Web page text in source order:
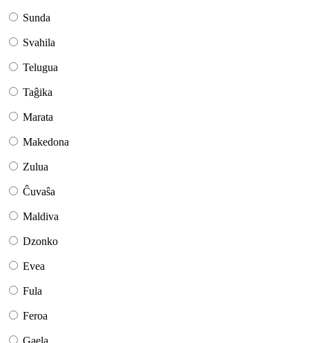
Sunda
Svahila
Telugua
Taĝika
Marata
Makedona
Zulua
Ĉuvaŝa
Maldiva
Dzonko
Evea
Fula
Feroa